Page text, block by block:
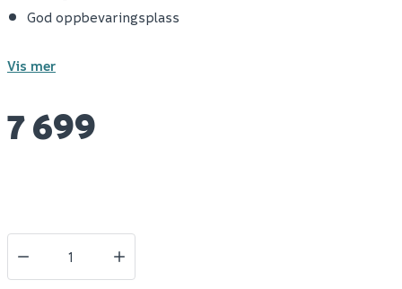
God oppbevaringsplass
Vis mer
7 699